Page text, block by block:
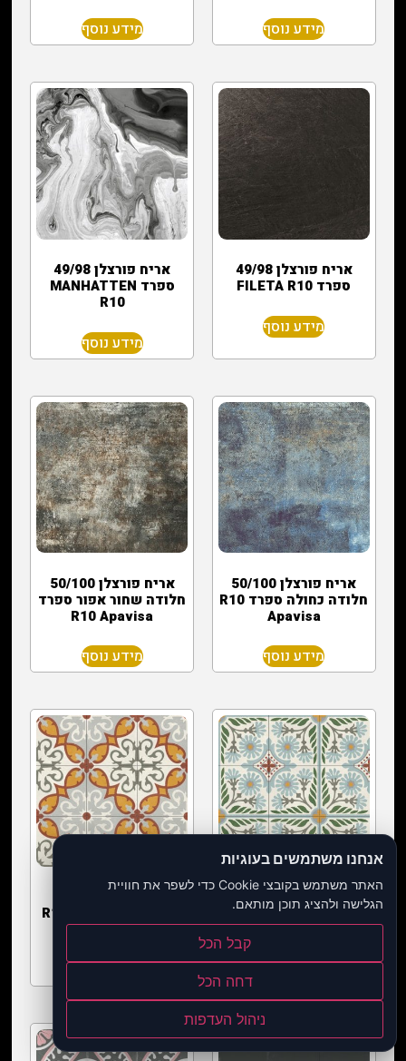
מידע נוסף מידע נוסף
אריח פורצלן 49/98
ספרד FILETA R10
מידע נוסף
אריח פורצלן 49/98
ספרד MANHATTEN
R10
מידע נוסף
אריח פורצלן 50/100
חלודה כחולה ספרד R10
Apavisa
מידע נוסף
אריח פורצלן 50/100
חלודה שחור אפור ספרד
R10 Apavisa
מידע נוסף
אריח פורצלן 60/60 –
R10 מצויר ירוק זית
APAVISA ספרד
מידע נוסף
אנחנו משתמשים בעוגיות
האתר משתמש בקובצי Cookie כדי לשפר את חוויית
הגלישה ולהציג תוכן מותאם.
קבל הכל
דחה הכל
ניהול העדפות